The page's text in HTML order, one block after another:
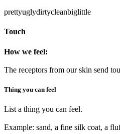
prettyuglydirtycleanbiglittle
Touch
How we feel:
The receptors from our skin send
Thing you can feel
List a thing you can feel.
Example: sand, a fine silk coat, a